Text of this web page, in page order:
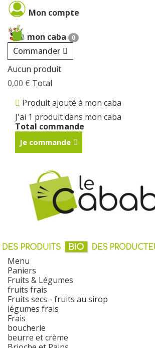
Mon compte
mon caba 0
Commander
Aucun produit
0,00 € Total
Produit ajouté à mon caba
J'ai 1 produit dans mon caba
Total commande
Je commande
Menu
Paniers
Fruits & Légumes
fruits frais
Fruits secs - fruits au sirop
légumes frais
Frais
boucherie
beurre et crème
Cookies management panel